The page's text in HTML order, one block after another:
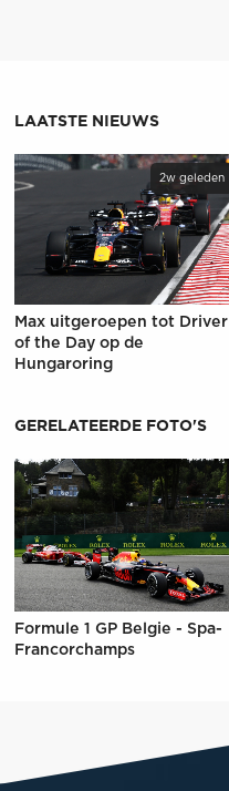
LAATSTE NIEUWS
2w geleden
Max uitgeroepen tot Driver
of the Day op de
Hungaroring
GERELATEERDE FOTO'S
Formule 1 GP Belgie - Spa-
Francorchamps